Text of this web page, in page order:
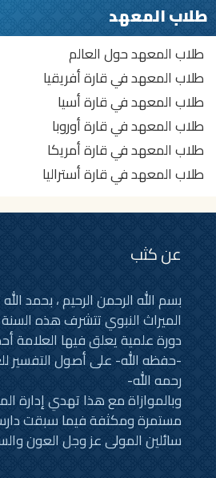
طلاب المعهد
طلاب المعهد حول العالم
طلاب المعهد في قارة أفريقيا
طلاب المعهد في قارة أسيا
طلاب المعهد في قارة أوروبا
طلاب المعهد في قارة أمريكا
طلاب المعهد في قارة أستراليا
عن كثب
بسم الله الرحمن الرحيم ، بحمد
الميراث النبوي تتشرف هذه
دورة علمية يعلق فيها العلامة
-حفظه الله- على أصول التفسير
رحمه الله-
وبالموازاة مع هذا تهدي إدارة
مستمرة ومكثفة فيما سبقت
سائلين المولى عز وجل العون